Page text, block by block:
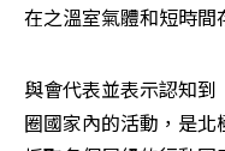
在之溫室氣體和短時間
與會代表並表示認知
圈國家內的活動，是